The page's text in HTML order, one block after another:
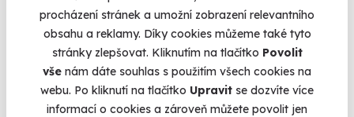
procházení stránek a umožní zobrazení relevantního
obsahu a reklamy. Díky cookies můžeme také tyto
stránky zlepšovat. Kliknutím na tlačítko Povolit
vše nám dáte souhlas s použitím všech cookies na
webu. Po kliknutí na tlačítko Upravit se dozvíte více
informací o cookies a zároveň můžete povolit jen
Noc v zámeckých peřinách - Zámek Zbiroh
Snídaně, wellness i prohlídka zámku
Zbiroh (Rokycany)